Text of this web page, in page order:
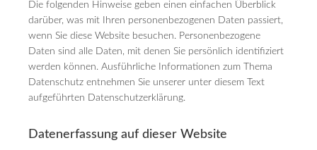
Die folgenden Hinweise geben einen einfachen Überblick
darüber, was mit Ihren personenbezogenen Daten passiert,
wenn Sie diese Website besuchen. Personenbezogene
Daten sind alle Daten, mit denen Sie persönlich identifiziert
werden können. Ausführliche Informationen zum Thema
Datenschutz entnehmen Sie unserer unter diesem Text
aufgeführten Datenschutzerklärung.
Datenerfassung auf dieser Website